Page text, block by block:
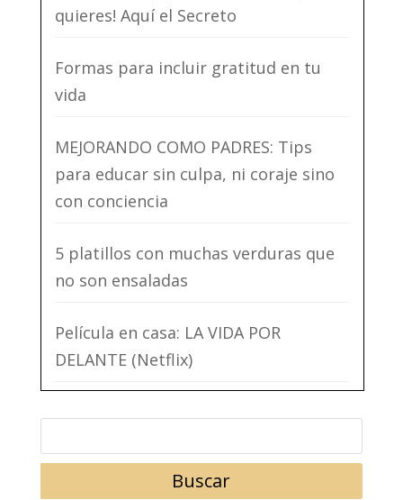
quieres! Aquí el Secreto
Formas para incluir gratitud en tu
vida
MEJORANDO COMO PADRES: Tips
para educar sin culpa, ni coraje sino
con conciencia
5 platillos con muchas verduras que
no son ensaladas
Película en casa: LA VIDA POR
DELANTE (Netflix)